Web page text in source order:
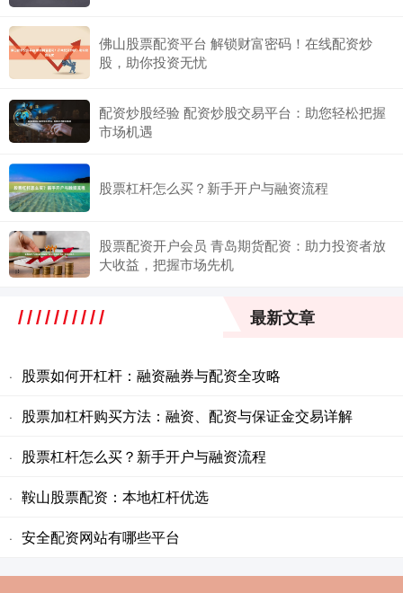
佛山股票配资平台 解锁财富密码！在线配资炒
股，助你投资无忧
配资炒股经验 配资炒股交易平台：助您轻松把握
市场机遇
股票杠杆怎么买？新手开户与融资流程
股票配资开户会员 青岛期货配资：助力投资者放
大收益，把握市场先机
最新文章
· 股票如何开杠杆：融资融券与配资全攻略
· 股票加杠杆购买方法：融资、配资与保证金交易详解
· 股票杠杆怎么买？新手开户与融资流程
· 鞍山股票配资：本地杠杆优选
· 安全配资网站有哪些平台